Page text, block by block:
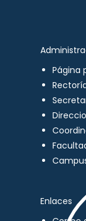
Página
Enlaces